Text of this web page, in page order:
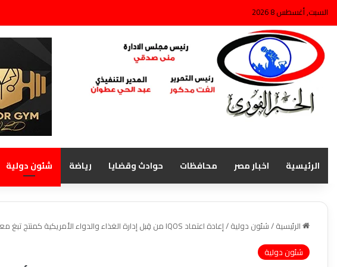
السبت, أغسطس 8 2026
الرئيسية اخبار مصر محافظات حوادث وقضايا رياضة شئون دولية
الرئيسية/شئون دولية/إعادة اعتماد IQOS من قِبل إدارة الغذاء والدواء الأمريكية كمنتج تبغ معدل المخاطر
شئون دولية